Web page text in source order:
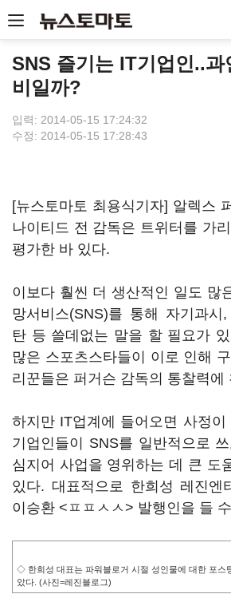
SNS 즐기는 IT기업인..과
비일까?
입력: 2014-05-15 17:24:32
수정: 2014-05-15 17:28:43
[뉴스토마토 최용식기자] 알렉스
나이티드 전 감독은 트위터를 가
평가한 바 있다.
이보다 훨씬 더 생산적인 일도 많
망서비스(SNS)를 통해 자기과시
탄 등 쓸데없는 말을 할 필요가
많은 스포츠스타들이 이로 인해
리꾼들은 퍼거슨 감독의 통찰력에
하지만 IT업계에 들어오면 사정
기업인들이 SNS를 일반적으로
심지어 사업을 영위하는 데 큰 도
있다. 대표적으로 한희성 레진엔
이승환 <ㅍㅍㅅㅅ> 발행인을 들
◇ 한희성 대표는 파워블로거 시절 성인물에 대한 포스
았다. (사진=레진블로그)